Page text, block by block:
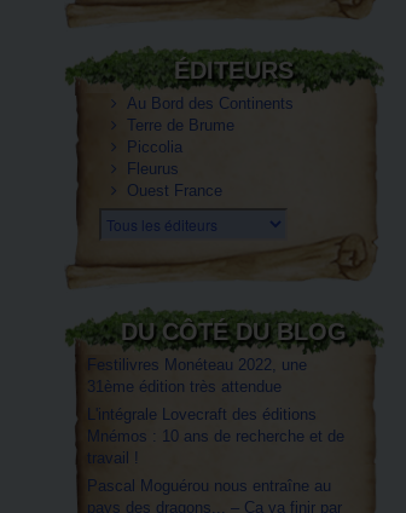
ÉDITEURS
Au Bord des Continents
Terre de Brume
Piccolia
Fleurus
Ouest France
Tous les éditeurs
DU CÔTÉ DU BLOG
Festilivres Monéteau 2022, une
31ème édition très attendue
L'intégrale Lovecraft des éditions
Mnémos : 10 ans de recherche et de
travail !
Pascal Moguérou nous entraîne au
pays des dragons... – Ça va finir par